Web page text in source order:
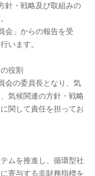
針・戦略及び取組みの
会」からの報告を受
います。
役割
会の委員長となり、気
気候関連の方針・戦略
関して責任を担ってお
ムを推進し、循環型社
寄与する非財務指標を